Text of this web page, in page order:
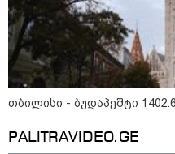
11:13 / 05-08-2026
თბილისი - ბუდაპეშტი
PALITRAVIDEO.GE